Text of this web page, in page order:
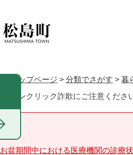
トップページ > 分類でさがす > 暮
ワンクリック詐欺にご注意くださ
お盆期間中における医療機関の診療